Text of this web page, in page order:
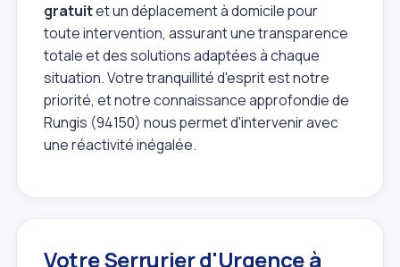
gratuitet un déplacement à domicile pour
toute intervention, assurant une transparence
totale et des solutions adaptées à chaque
situation. Votre tranquillité d'esprit est notre
priorité, et notre connaissance approfondie de
Rungis (94150) nous permet d'intervenir avec
une réactivité inégalée.
Votre Serrurier d'Urgence à